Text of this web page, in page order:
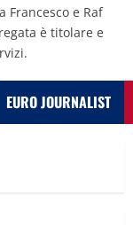
e Raf
è titolare e
EURO JOURNALIST